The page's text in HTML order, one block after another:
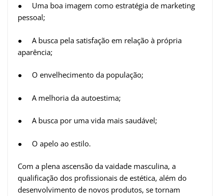
● Uma boa imagem como estratégia de marketing
pessoal;
● A busca pela satisfação em relação à própria
aparência;
● O envelhecimento da população;
● A melhoria da autoestima;
● A busca por uma vida mais saudável;
● O apelo ao estilo.
Com a plena ascensão da vaidade masculina, a
qualificação dos profissionais de estética, além do
desenvolvimento de novos produtos, se tornam